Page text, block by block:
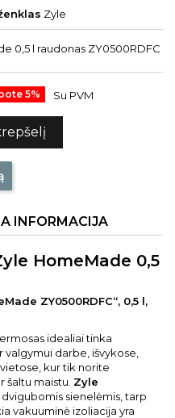
Zyle
0,5 l raudonas ZY0500RDFC
5% Su PVM
INFORMACIJA
HomeMade 0,5
ZY0500RDFC“, 0,5 l,
idealiai tinka
darbe, išvykose,
kur tik norite
šaltu maistu. Zyle
sienelėmis, tarp
vakuuminė izoliacija yra